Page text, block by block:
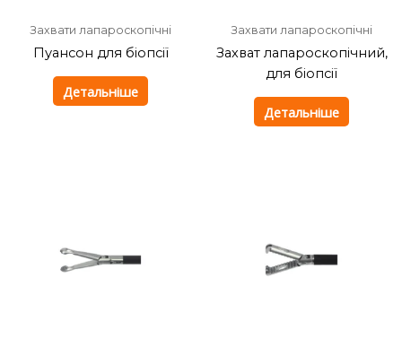
Захвати лапароскопічні
Пуансон для біопсії
Детальніше
Захвати лапароскопічні
Захват лапароскопічний,
для біопсії
Детальніше